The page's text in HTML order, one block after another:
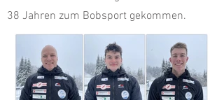
38 Jahren zum Bobsport gekommen.